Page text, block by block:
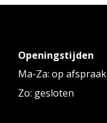
Openingstijden
Ma-Za: op afspraak
Zo: gesloten